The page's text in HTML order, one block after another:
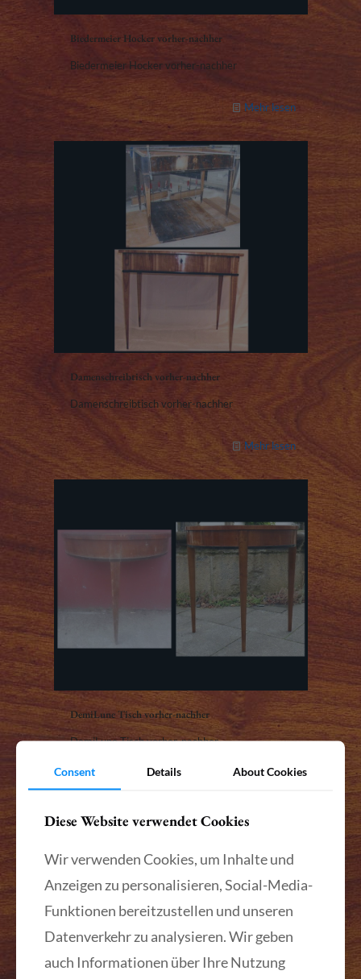
Biedermeier Hocker vorher-nachher
Biedermeier Hocker vorher-nachher
Mehr lesen
Damenschreibtisch vorher-nachher
Damenschreibtisch vorher-nachher
Mehr lesen
DemiLune Tisch vorher-nachher
DemiLune Tisch vorher-nachher
Consent Details About Cookies
Diese Website verwendet Cookies
Wir verwenden Cookies, um Inhalte und
Anzeigen zu personalisieren, Social-Media-
Funktionen bereitzustellen und unseren
Datenverkehr zu analysieren. Wir geben
auch Informationen über Ihre Nutzung